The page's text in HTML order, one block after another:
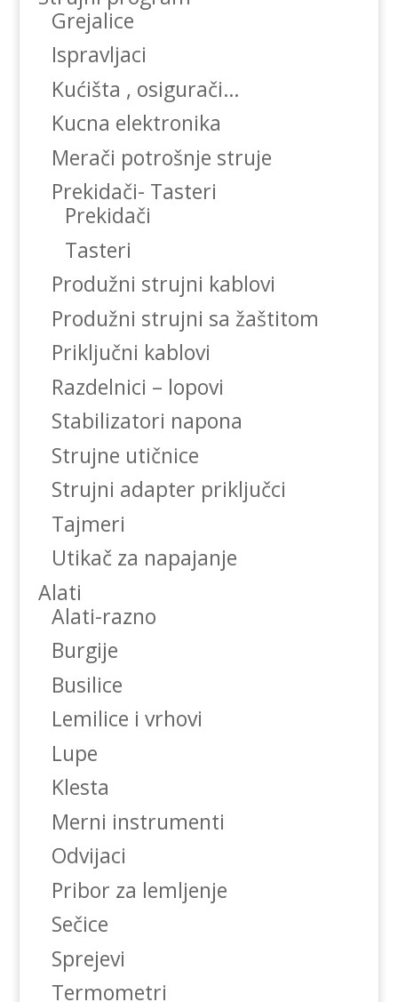
Grejalice
Ispravljaci
Kućišta , osigurači…
Kucna elektronika
Merači potrošnje struje
Prekidači- Tasteri
Prekidači
Tasteri
Produžni strujni kablovi
Produžni strujni sa žaštitom
Priključni kablovi
Razdelnici – lopovi
Stabilizatori napona
Strujne utičnice
Strujni adapter priključci
Tajmeri
Utikač za napajanje
Alati
Alati-razno
Burgije
Busilice
Lemilice i vrhovi
Lupe
Klesta
Merni instrumenti
Odvijaci
Pribor za lemljenje
Sečice
Sprejevi
Termometri